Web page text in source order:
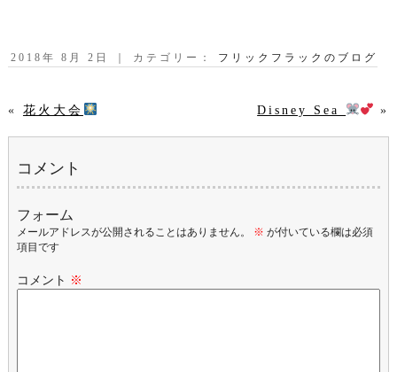
2018年 8月 2日 ｜ カテゴリー： フリックフラックのブログ
« 花火大会 Disney Sea »
コメント
フォーム
メールアドレスが公開されることはありません。 ※ が付いている欄は必須
項目です
コメント ※